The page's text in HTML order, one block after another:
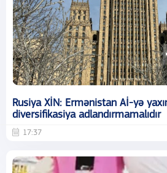
Rusiya XİN: Ermənistan Aİ-yə
diversifikasiya adlandırmamalıdır
17:37